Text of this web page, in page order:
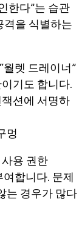
한다”는 습관
격을 식별하는
렛 드레이너”
기도 합니다.
션에 서명하
멍
용 권한
합니다. 문제
는 경우가 많다